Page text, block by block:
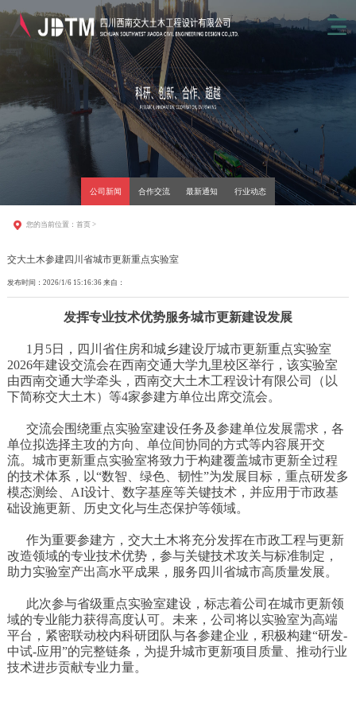
公司新闻 合作交流 最新通知 行业动态
您的当前位置： 首页>
交大土木参建四川省城市更新重点实验室
发布时间：2026/1/6 15:16:36 来自：
发挥专业技术优势服务城市更新建设发展
1月5日，四川省住房和城乡建设厅城市更新重点实验室
2026年建设交流会在西南交通大学九里校区举行，该实验室
由西南交通大学牵头，西南交大土木工程设计有限公司（以
下简称交大土木）等4家参建方单位出席交流会。
交流会围绕重点实验室建设任务及参建单位发展需求，各
单位拟选择主攻的方向、单位间协同的方式等内容展开交
流。城市更新重点实验室将致力于构建覆盖城市更新全过程
的技术体系，以“数智、绿色、韧性”为发展目标，重点研发多
模态测绘、AI设计、数字基座等关键技术，并应用于市政基
础设施更新、历史文化与生态保护等领域。
作为重要参建方，交大土木将充分发挥在市政工程与更新
改造领域的专业技术优势，参与关键技术攻关与标准制定，
助力实验室产出高水平成果，服务四川省城市高质量发展。
此次参与省级重点实验室建设，标志着公司在城市更新领
域的专业能力获得高度认可。未来，公司将以实验室为高端
平台，紧密联动校内科研团队与各参建企业，积极构建“研发-
中试-应用”的完整链条，为提升城市更新项目质量、推动行业
技术进步贡献专业力量。